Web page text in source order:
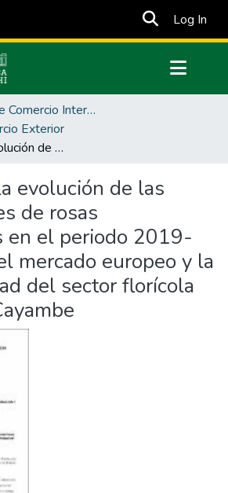
Log In
Facultad de Comercio Internacional, Integración, Administración y Economía Empresarial
Exterior
Análisis de la evolución de las exportaciones de rosas ecuatorianas en el periodo 2019-2023 hacia el mercado europeo y la competitividad del sector florícola del cantón Cayambe
evolución de las
de rosas
en el periodo 2019-
mercado europeo y la
del sector florícola